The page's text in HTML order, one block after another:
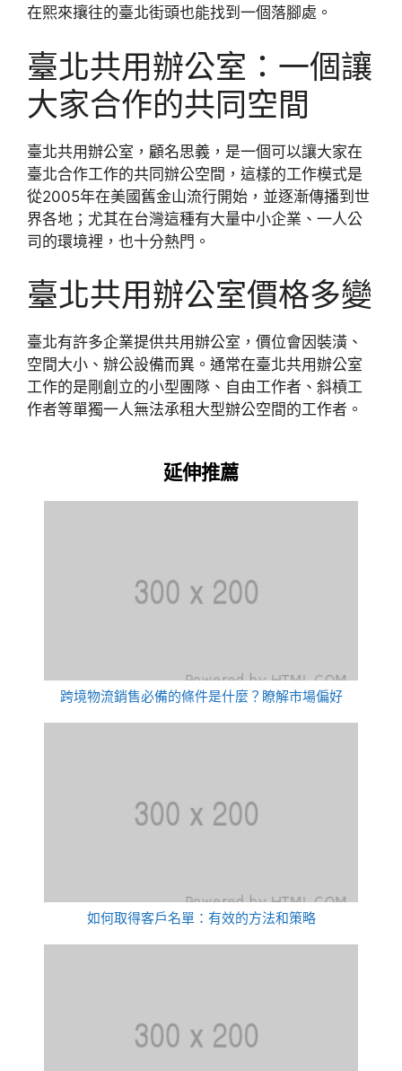
在熙來攘往的臺北街頭也能找到一個落腳處。
臺北共用辦公室：一個讓
大家合作的共同空間
臺北共用辦公室，顧名思義，是一個可以讓大家在
臺北合作工作的共同辦公空間，這樣的工作模式是
從2005年在美國舊金山流行開始，並逐漸傳播到世
界各地；尤其在台灣這種有大量中小企業、一人公
司的環境裡，也十分熱門。
臺北共用辦公室價格多變
臺北有許多企業提供共用辦公室，價位會因裝潢、
空間大小、辦公設備而異。通常在臺北共用辦公室
工作的是剛創立的小型團隊、自由工作者、斜槓工
作者等單獨一人無法承租大型辦公空間的工作者。
延伸推薦
跨境物流銷售必備的條件是什麼？瞭解市場偏好
如何取得客戶名單：有效的方法和策略